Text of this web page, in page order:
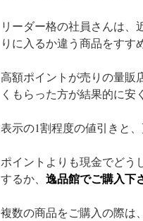
リーダー格の社員さんは
りに入るか違う商品をすす
高額ポイントが売りの量販
くもらった方が結果的に安
表示の1割程度の値引きと
ポイントよりも現金でどう
するか、 逸品館でご購入下
複数の商品をご購入の際は